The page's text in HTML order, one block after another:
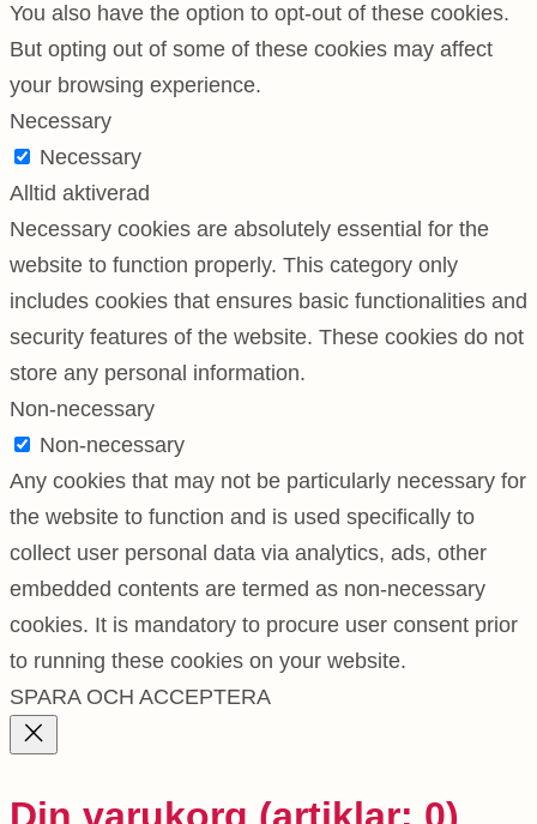
You also have the option to opt-out of these cookies.
But opting out of some of these cookies may affect
your browsing experience.
Necessary
Necessary
Alltid aktiverad
Necessary cookies are absolutely essential for the
website to function properly. This category only
includes cookies that ensures basic functionalities and
security features of the website. These cookies do not
store any personal information.
Non-necessary
Non-necessary
Any cookies that may not be particularly necessary for
the website to function and is used specifically to
collect user personal data via analytics, ads, other
embedded contents are termed as non-necessary
cookies. It is mandatory to procure user consent prior
to running these cookies on your website.
SPARA OCH ACCEPTERA
Din varukorg (artiklar: 0)